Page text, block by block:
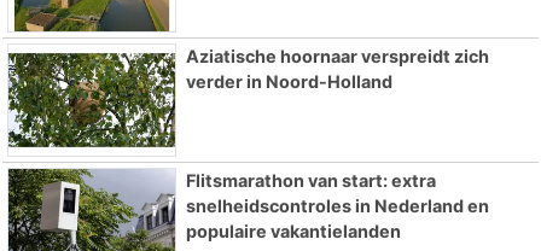
Aziatische hoornaar verspreidt zich
verder in Noord-Holland
Flitsmarathon van start: extra
snelheidscontroles in Nederland en
populaire vakantielanden